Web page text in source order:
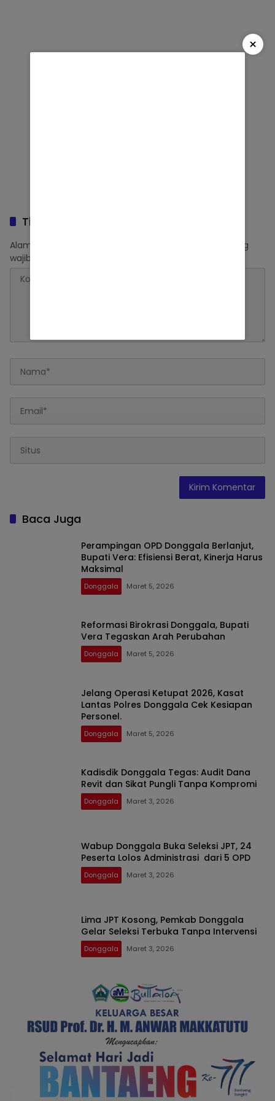
Tinggalkan Balasan
Alamat email Anda tidak akan dipublikasikan.
Ruas yang
wajib ditandai
Baca Juga
Perampingan OPD Donggala Berlanjut,
Bupati Vera: Efisiensi Berat, Kinerja Harus
Maksimal
Donggala Maret 5, 2026
Reformasi Birokrasi Donggala, Bupati
Vera Tegaskan Arah Perubahan
Donggala Maret 5, 2026
Jelang Operasi Ketupat 2026, Kasat
Lantas Polres Donggala Cek Kesiapan
Personel. ​
Donggala Maret 5, 2026
Kadisdik Donggala Tegas: Audit Dana
Revit dan Sikat Pungli Tanpa Kompromi
Donggala Maret 3, 2026
Wabup Donggala Buka Seleksi JPT, 24
Peserta Lolos Administrasi dari 5 OPD
Donggala Maret 3, 2026
Lima JPT Kosong, Pemkab Donggala
Gelar Seleksi Terbuka Tanpa Intervensi
Donggala Maret 3, 2026
×